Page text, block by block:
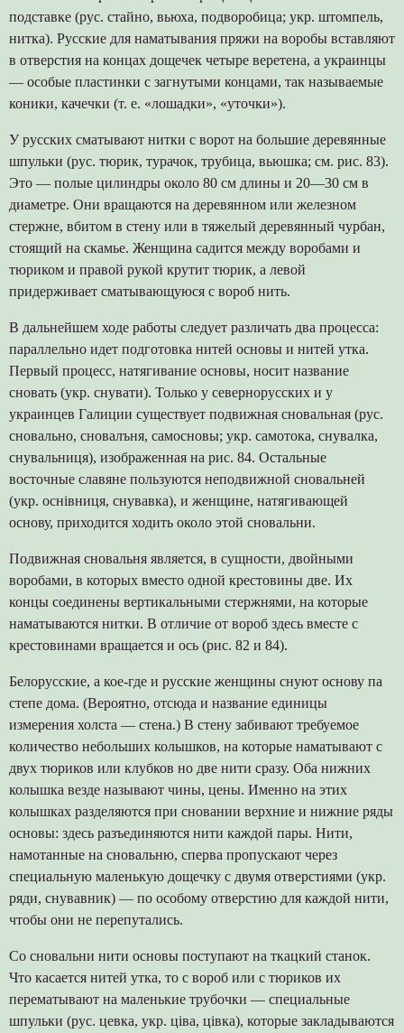
подставке (рус. стайно, вьюха, подворобица; укр. штомпель,
нитка). Русские для наматывания пряжи на воробы вставляют
в отверстия на концах дощечек четыре веретена, а украинцы
— особые пластинки с загнутыми концами, так называемые
коники, качечки (т. е. «лошадки», «уточки»).
У русских сматывают нитки с ворот на большие деревянные
шпульки (рус. тюрик, турачок, трубица, вьюшка; см. рис. 83).
Это — полые цилиндры около 80 см длины и 20—30 см в
диаметре. Они вращаются на деревянном или железном
стержне, вбитом в стену или в тяжелый деревянный чурбан,
стоящий на скамье. Женщина садится между воробами и
тюриком и правой рукой крутит тюрик, а левой
придерживает сматывающуюся с вороб нить.
В дальнейшем ходе работы следует различать два процесса:
параллельно идет подготовка нитей основы и нитей утка.
Первый процесс, натягивание основы, носит название
сновать (укр. снувати). Только у севернорусских и у
украинцев Галиции существует подвижная сновальная (рус.
сновально, сновалъня, самосновы; укр. самотока, снувалка,
снувальниця), изображенная на рис. 84. Остальные
восточные славяне пользуются неподвижной сновальней
(укр. оснівниця, снувавка), и женщине, натягивающей
основу, приходится ходить около этой сновальни.
Подвижная сновальня является, в сущности, двойными
воробами, в которых вместо одной крестовины две. Их
концы соединены вертикальными стержнями, на которые
наматываются нитки. В отличие от вороб здесь вместе с
крестовинами вращается и ось (рис. 82 и 84).
Белорусские, а кое-где и русские женщины снуют основу па
степе дома. (Вероятно, отсюда и название единицы
измерения холста — стена.) В стену забивают требуемое
количество небольших колышков, на которые наматывают с
двух тюриков или клубков но две нити сразу. Оба нижних
колышка везде называют чины, цены. Именно на этих
колышках разделяются при сновании верхние и нижние ряды
основы: здесь разъединяются нити каждой пары. Нити,
намотанные на сновальню, сперва пропускают через
специальную маленькую дощечку с двумя отверстиями (укр.
ряди, снувавник) — по особому отверстию для каждой нити,
чтобы они не перепутались.
Со сновальни нити основы поступают на ткацкий станок.
Что касается нитей утка, то с вороб или с тюриков их
перематывают на маленькие трубочки — специальные
шпульки (рус. цевка, укр. ціва, цівка), которые закладываются